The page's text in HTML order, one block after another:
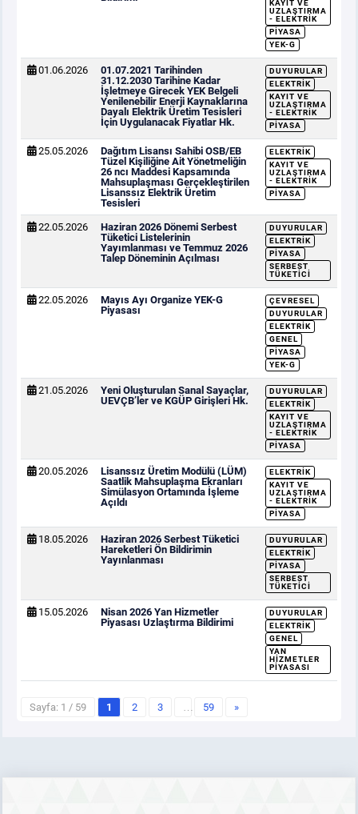
KAYIT VE
UZLAŞTIRMA
- ELEKTRIK
PIYASA
YEK-G
01.06.2026
01.07.2021 Tarihinden
31.12.2030 Tarihine Kadar
İşletmeye Girecek YEK Belgeli
Yenilenebilir Enerji Kaynaklarına
Dayalı Elektrik Üretim Tesisleri
İçin Uygulanacak Fiyatlar Hk.
DUYURULAR
ELEKTRIK
KAYIT VE
UZLAŞTIRMA
- ELEKTRIK
PIYASA
25.05.2026
Dağıtım Lisansı Sahibi OSB/EB
Tüzel Kişiliğine Ait Yönetmeliğin
26 ncı Maddesi Kapsamında
Mahsuplaşması Gerçekleştirilen
Lisanssız Elektrik Üretim
Tesisleri
ELEKTRIK
KAYIT VE
UZLAŞTIRMA
- ELEKTRIK
PIYASA
22.05.2026
Haziran 2026 Dönemi Serbest
Tüketici Listelerinin
Yayımlanması ve Temmuz 2026
Talep Döneminin Açılması
DUYURULAR
ELEKTRIK
PIYASA
SERBEST
TÜKETICI
22.05.2026
Mayıs Ayı Organize YEK-G
Piyasası
ÇEVRESEL
DUYURULAR
ELEKTRIK
GENEL
PIYASA
YEK-G
21.05.2026
Yeni Oluşturulan Sanal Sayaçlar,
UEVÇB’ler ve KGÜP Girişleri Hk.
DUYURULAR
ELEKTRIK
KAYIT VE
UZLAŞTIRMA
- ELEKTRIK
PIYASA
20.05.2026
Lisanssız Üretim Modülü (LÜM)
Saatlik Mahsuplaşma Ekranları
Simülasyon Ortamında İşleme
Açıldı
ELEKTRIK
KAYIT VE
UZLAŞTIRMA
- ELEKTRIK
PIYASA
18.05.2026
Haziran 2026 Serbest Tüketici
Hareketleri Ön Bildirimin
Yayınlanması
DUYURULAR
ELEKTRIK
PIYASA
SERBEST
TÜKETICI
15.05.2026
Nisan 2026 Yan Hizmetler
Piyasası Uzlaştırma Bildirimi
DUYURULAR
ELEKTRIK
GENEL
YAN
HIZMETLER
PIYASASI
Sayfa: 1 / 59 1 2 3 … 59 »